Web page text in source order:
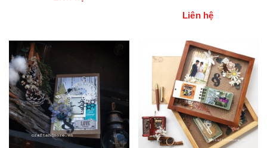
Liên hệ